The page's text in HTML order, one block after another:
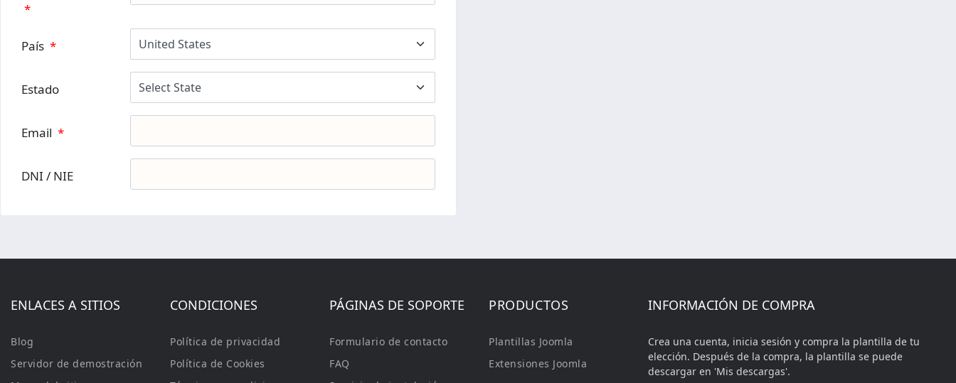
*
País *
Estado
Email *
DNI / NIE
ENLACES A SITIOS
Blog
Servidor de demostración
CONDICIONES
Política de privacidad
Política de Cookies
PÁGINAS DE SOPORTE
Formulario de contacto
FAQ
PRODUCTOS
Plantillas Joomla
Extensiones Joomla
INFORMACIÓN DE COMPRA
Crea una cuenta, inicia sesión y compra la plantilla de tu
elección. Después de la compra, la plantilla se puede
descargar en 'Mis descargas'.